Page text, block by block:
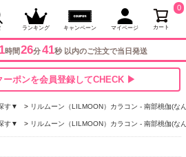
ランキング キャンペーン マイページ カート
0
1時間 26分41秒 以内のご注文で当日発送
ーポンを会員登録してCHECK ▶
す▼ リルムーン（LILMOON）カラコン - 南部桃伽(な
す▼ リルムーン（LILMOON）カラコン - 南部桃伽(な